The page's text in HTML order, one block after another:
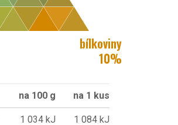
bílkoviny
10%
na 100 g na 1 kus
1 034 kJ 1 084 kJ